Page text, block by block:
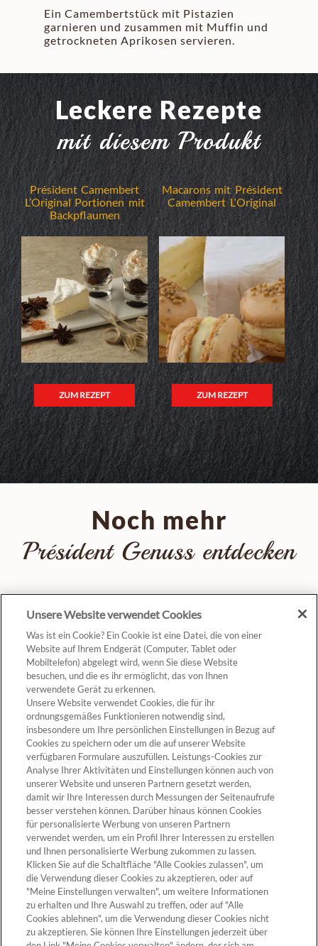
Ein Camembertstück mit Pistazien
garnieren und zusammen mit Muffin und
getrockneten Aprikosen servieren.
Leckere Rezepte
mit diesem Produkt
Président Camembert
L’Original Portionen mit
Backpflaumen
ZUM REZEPT
Macarons mit Président
Camembert L‘Original
ZUM REZEPT
Noch mehr
Président Genuss entdecken
ZUM PRODUKT
Cookie-Einstellungen
Kontakt >
Unsere Website verwendet Cookies
Was ist ein Cookie? Ein Cookie ist eine Datei, die von einer
Website auf Ihrem Endgerät (Computer, Tablet oder
Mobiltelefon) abgelegt wird, wenn Sie diese Website
besuchen, und die es ihr ermöglicht, das von Ihnen
verwendete Gerät zu erkennen.
Unsere Website verwendet Cookies, die für ihr
ordnungsgemäßes Funktionieren notwendig sind,
insbesondere um Ihre persönlichen Einstellungen in Bezug auf
Cookies zu speichern oder um die auf unserer Website
verfügbaren Formulare auszufüllen. Leistungs-Cookies zur
Analyse Ihrer Aktivitäten und Einstellungen können auch von
unserer Website und unseren Partnern gesetzt werden,
damit wir Ihre Interessen durch Messungen der Seitenaufrufe
besser verstehen können. Darüber hinaus können Cookies
für personalisierte Werbung von unseren Partnern
verwendet werden, um ein Profil Ihrer Interessen zu erstellen
und Ihnen personalisierte Werbung zukommen zu lassen.
Klicken Sie auf die Schaltfläche "Alle Cookies zulassen", um
die Verwendung dieser Cookies zu akzeptieren, oder auf
"Meine Einstellungen verwalten", um weitere Informationen
zu erhalten und Ihre Auswahl zu treffen, oder auf "Alle
Cookies ablehnen", um die Verwendung dieser Cookies nicht
zu akzeptieren. Sie können Ihre Einstellungen jederzeit über